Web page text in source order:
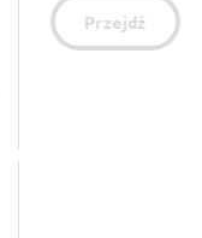
Przejdź